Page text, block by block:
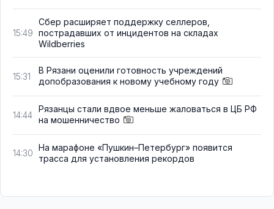
15:49
Сбер расширяет поддержку селлеров,
пострадавших от инцидентов на складах
Wildberries
15:31
В Рязани оценили готовность учреждений
допобразования к новому учебному году
14:44
Рязанцы стали вдвое меньше жаловаться в ЦБ РФ
на мошенничество
14:30
На марафоне «Пушкин–Петербург» появится
трасса для установления рекордов